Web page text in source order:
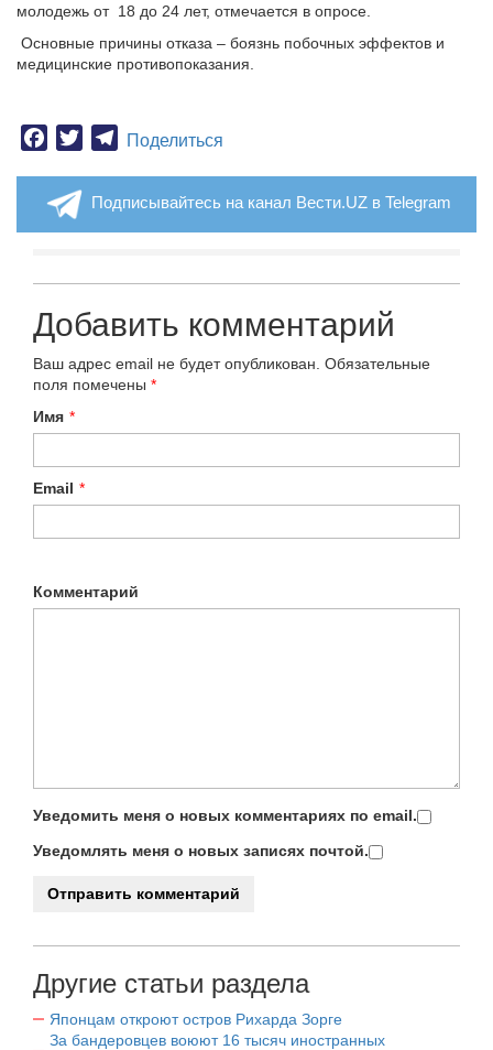
молодежь от 18 до 24 лет, отмечается в опросе.
Основные причины отказа – боязнь побочных эффектов и
медицинские противопоказания.
Facebook
TwitterTelegram
Поделиться
Подписывайтесь на канал Вести.UZ в Telegram
Добавить комментарий
Ваш адрес email не будет опубликован. Обязательные
поля помечены *
Имя *
Email *
Комментарий
Уведомить меня о новых комментариях по email.
Уведомлять меня о новых записях почтой.
Другие статьи раздела
Японцам откроют остров Рихарда Зорге
За бандеровцев воюют 16 тысяч иностранных